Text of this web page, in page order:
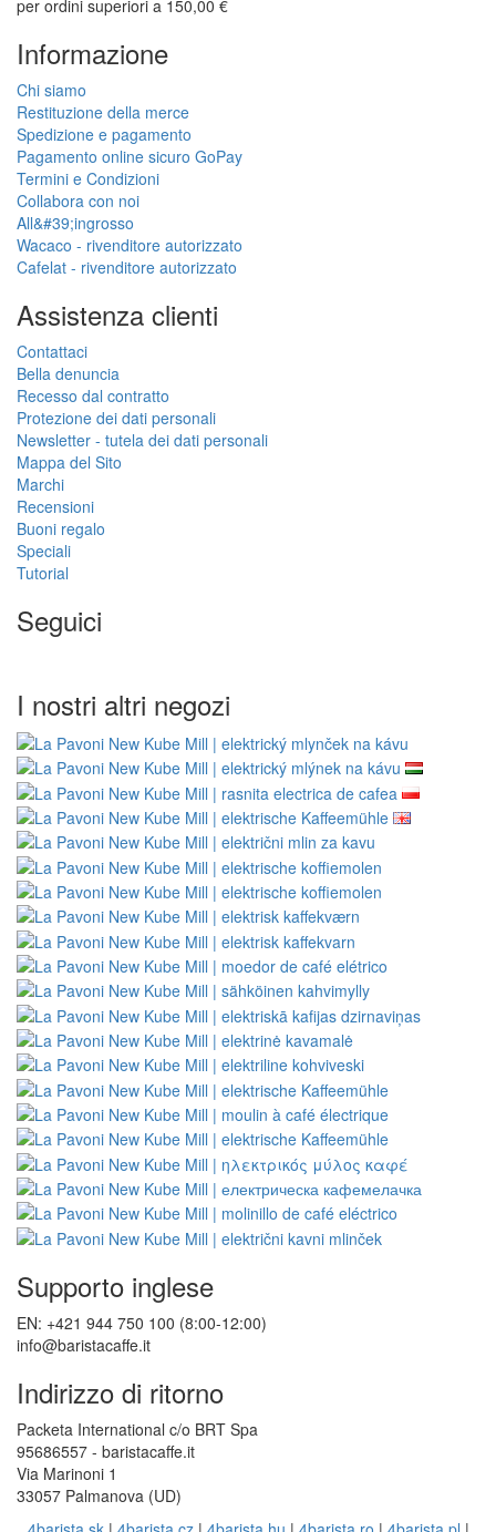
per ordini superiori a 150,00 €
Informazione
Chi siamo
Restituzione della merce
Spedizione e pagamento
Pagamento online sicuro GoPay
Termini e Condizioni
Collabora con noi
All&#39;ingrosso
Wacaco - rivenditore autorizzato
Cafelat - rivenditore autorizzato
Assistenza clienti
Contattaci
Bella denuncia
Recesso dal contratto
Protezione dei dati personali
Newsletter - tutela dei dati personali
Mappa del Sito
Marchi
Recensioni
Buoni regalo
Speciali
Tutorial
Seguici
I nostri altri negozi
Supporto inglese
EN: +421 944 750 100 (8:00-12:00)
info@baristacaffe.it
Indirizzo di ritorno
Packeta International c/o BRT Spa
95686557 - baristacaffe.it
Via Marinoni 1
33057 Palmanova (UD)